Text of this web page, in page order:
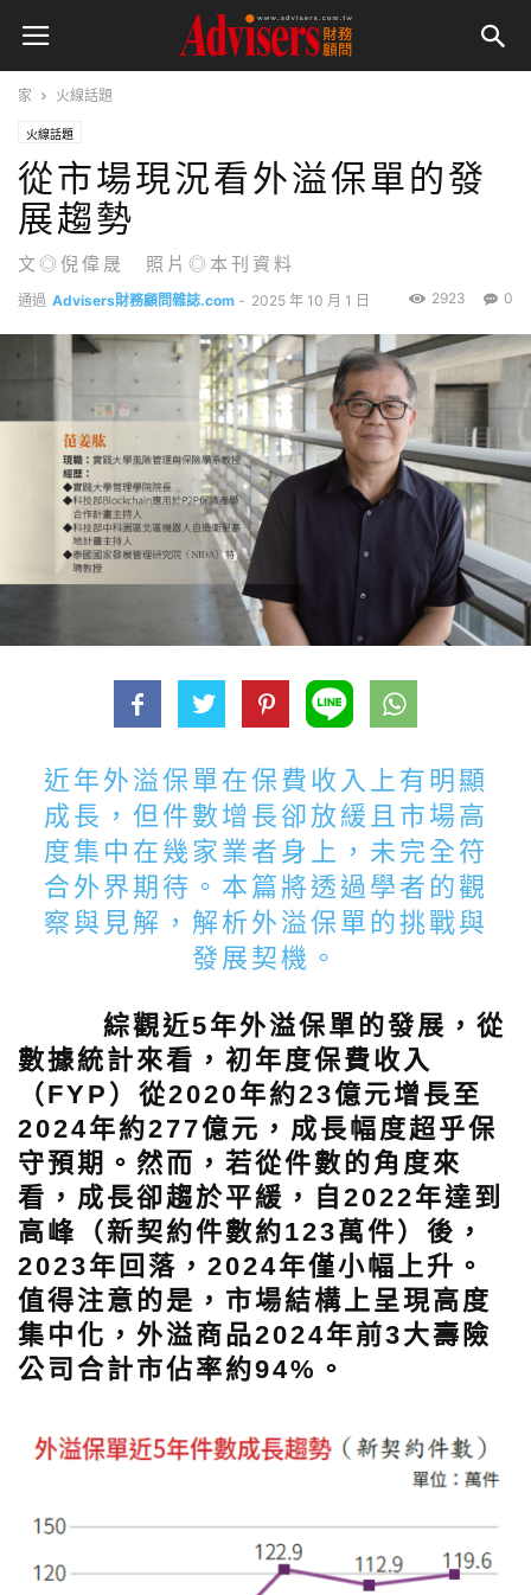
家 火線話題
火線話題
從市場現況看外溢保單的發
展趨勢
文◎倪偉晟 照片◎本刊資料
通過 Advisers財務顧問雜誌.com - 2025 年 10 月 1 日 0
2923
近年外溢保單在保費收入上有明顯
成長，但件數增長卻放緩且市場高
度集中在幾家業者身上，未完全符
合外界期待。本篇將透過學者的觀
察與見解，解析外溢保單的挑戰與
發展契機。
綜觀近5年外溢保單的發展，從
數據統計來看，初年度保費收入
（FYP）從2020年約23億元增長至
2024年約277億元，成長幅度超乎保
守預期。然而，若從件數的角度來
看，成長卻趨於平緩，自2022年達到
高峰（新契約件數約123萬件）後，
2023年回落，2024年僅小幅上升。
值得注意的是，市場結構上呈現高度
集中化，外溢商品2024年前3大壽險
公司合計市佔率約94%。